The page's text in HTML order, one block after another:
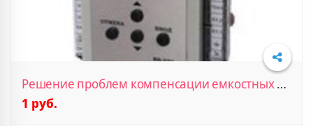
Решение проблем компенсации емкостных токов
1 руб.